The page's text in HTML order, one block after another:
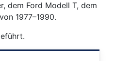
dem Ford Modell T, dem
1977–1990.